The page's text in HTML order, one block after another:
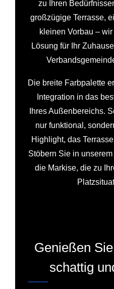
zu Ihren
großzügige Terrasse,
kleinen Vorbau –
Lösung für Ihr
Die breite Farbpalette
Integration in das
Ihres Außenbereichs.
nur funktional,
Highlight, das
Stöbern Sie in
die Markise, die zu
Genießen
schattig